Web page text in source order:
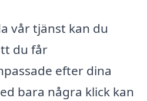
vår tjänst kan du
du får
efter dina
bara några klick kan